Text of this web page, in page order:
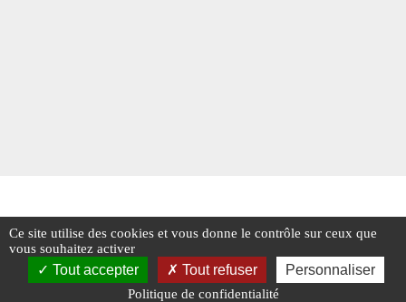
Ce site utilise des cookies et vous donne le contrôle sur ceux que
vous souhaitez activer
Tout accepter Tout refuser Personnaliser
Politique de confidentialité